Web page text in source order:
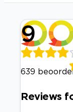
9
639
Reviews